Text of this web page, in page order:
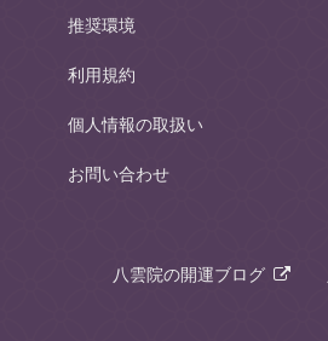
推奨環境
利用規約
個人情報の取扱い
お問い合わせ
八雲院の開運ブログ